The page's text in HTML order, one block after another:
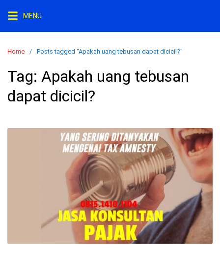
i
MENU
Home Posts tagged “Apakah uang tebusan dapat dicicil?”
Tag: Apakah uang tebusan
dapat dicicil?